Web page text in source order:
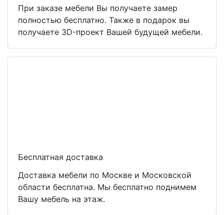
При заказе мебели Вы получаете замер
полностью бесплатно. Также в подарок вы
получаете 3D-проект Вашей будущей мебели.
Бесплатная доставка
Доставка мебели по Москве и Московской
области бесплатна. Мы бесплатно поднимем
Вашу мебель на этаж.